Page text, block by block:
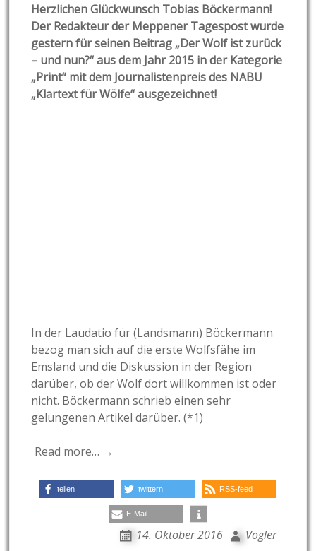
Herzlichen Glückwunsch Tobias Böckermann!
Der Redakteur der Meppener Tagespost wurde
gestern für seinen Beitrag „Der Wolf ist zurück
– und nun?“ aus dem Jahr 2015 in der Kategorie
„Print“ mit dem Journalistenpreis des NABU
„Klartext für Wölfe“ ausgezeichnet!
In der Laudatio für (Landsmann) Böckermann
bezog man sich auf die erste Wolfsfähe im
Emsland und die Diskussion in der Region
darüber, ob der Wolf dort willkommen ist oder
nicht. Böckermann schrieb einen sehr
gelungenen Artikel darüber. (*1)
Read more… →
teilen twittern RSS-feed
E-Mail
14. Oktober 2016 Vogler